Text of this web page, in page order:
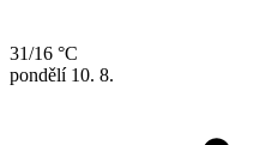
31/16 °C
pondělí 10. 8.